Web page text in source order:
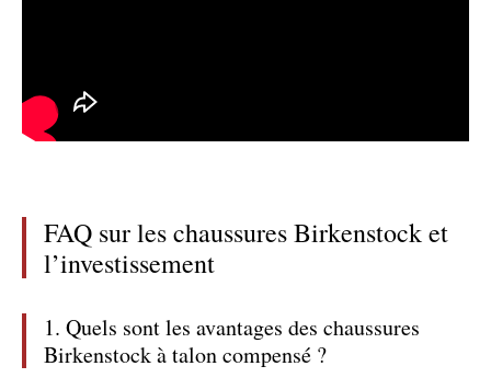
FAQ sur les chaussures Birkenstock et
l’investissement
1. Quels sont les avantages des chaussures
Birkenstock à talon compensé ?